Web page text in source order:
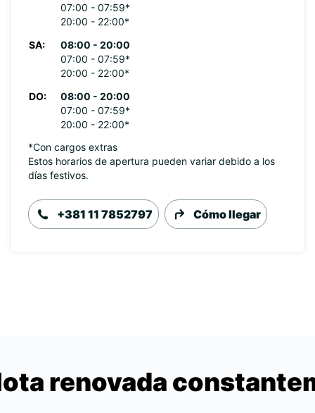
07:00 - 07:59*
20:00 - 22:00*
SA:
08:00 - 20:00
07:00 - 07:59*
20:00 - 22:00*
DO:
08:00 - 20:00
07:00 - 07:59*
20:00 - 22:00*
*Con cargos extras
Estos horarios de apertura pueden variar debido a los
días festivos.
+381 11 7852797 Cómo llegar
renovada